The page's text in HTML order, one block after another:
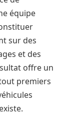
équipe
sur des
et des
offre un
premiers